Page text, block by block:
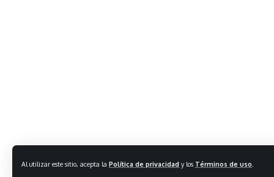
Al utilizar este sitio, acepta la Política de privacidad y los Términos de uso